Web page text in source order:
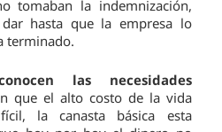
tomaban la indemnización,
hasta que la empresa lo
terminado.
las necesidades
que el alto costo de la vida
la canasta básica esta